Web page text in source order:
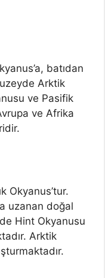
batıdan
Arktik
ve Pasifik
ve Afrika
Okyanus’tur.
uzanan doğal
Hint Okyanusu
Arktik